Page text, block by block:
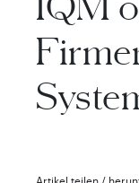
Artikel teilen /